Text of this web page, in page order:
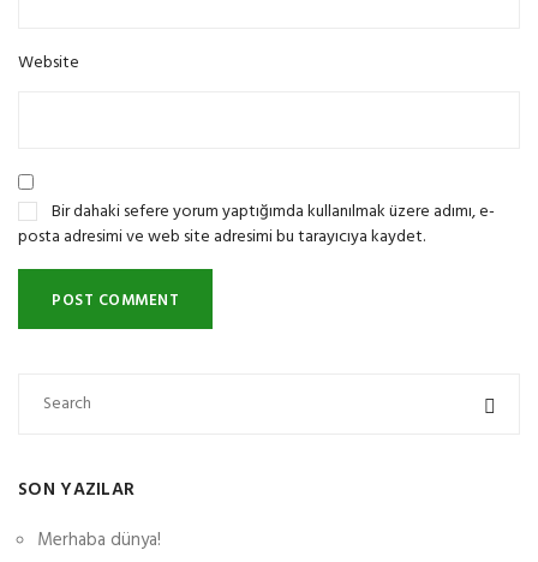
Website
Bir dahaki sefere yorum yaptığımda kullanılmak üzere adımı, e-
posta adresimi ve web site adresimi bu tarayıcıya kaydet.
SON YAZILAR
Merhaba dünya!